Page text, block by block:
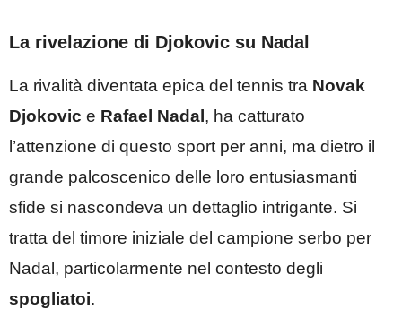
La rivelazione di Djokovic su Nadal
La rivalità diventata epica del tennis tra Novak
Djokovic e Rafael Nadal, ha catturato
l’attenzione di questo sport per anni, ma dietro il
grande palcoscenico delle loro entusiasmanti
sfide si nascondeva un dettaglio intrigante. Si
tratta del timore iniziale del campione serbo per
Nadal, particolarmente nel contesto degli
spogliatoi.